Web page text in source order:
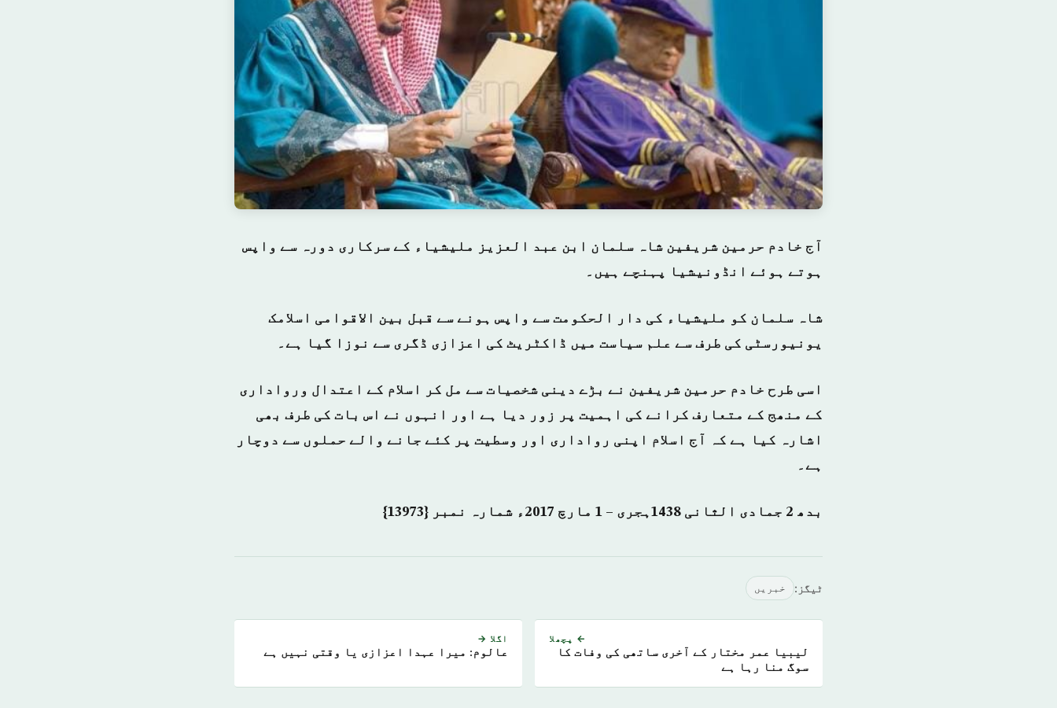
آج خادم حرمین شریفین شاہ سلمان ابن عبد العزیز ملیشیاء کے سرکاری دورہ سے واپس
ہوتے ہوئے انڈونیشیا پہنچے ہیں۔
شاہ سلمان کو ملیشیاء کی دار الحکومت سے واپس ہونے سے قبل بین الاقوامی اسلامک
یونیورسٹی کی طرف سے علم سیاست میں ڈاکٹریٹ کی اعزازی ڈگری سے نوزا گیا ہے۔
اسی طرح خادم حرمین شریفین نے بڑے دینی شخصیات سے مل کر اسلام کے اعتدال ورواداری
کے منھج کے متعارف کرانے کی اہمیت پر زور دیا ہے اور انہوں نے اس بات کی طرف بھی
اشارہ کیا ہے کہ آج اسلام اپنی رواداری اور وسطیت پر کئے جانے والے حملوں سے دوچار
ہے۔
بدھ 2 جمادی الثانی 1438ہجری – 1 مارچ 2017ء شمارہ نمبر {13973}
ٹیگز: خبريں
← پچھلا
ليبيا عمر مختار کے آخری ساتھی کی وفات کا
سوگ منا رہا ہے
اگلا →
عالوم: میرا عہدا اعزازی یا وقتی نہیں ہے